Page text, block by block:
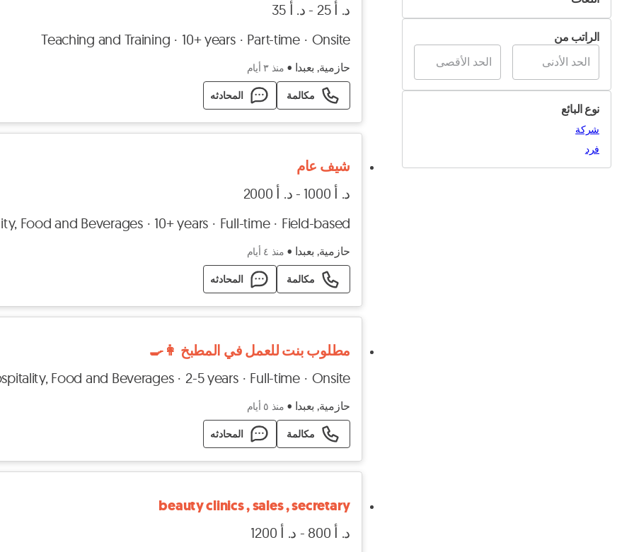
خدمة العملاء
طب وتمريض وصيدلة
الجمال والصحة
عن بُعد / في الموقع
عن بُعد
العربية
الإنجليزية
الفرنسية
الراتب من
نوع البائع
شركة
فرد
د. أ 25 - د. أ 35
Teaching and Training
10+ years Part-time Onsite
حازمية, بعبدا • منذ ٣ أيام
مكالمة المحادثه
شيف عام
د. أ 1000 - د. أ 2000
Food and Beverages
10+ years Full-time Field-based
حازمية, بعبدا • منذ ٤ أيام
مكالمة المحادثه
مطلوب بنت للعمل في المطبخ 👩‍🍳
Food and Beverages 2-5 years Full-time Onsite
حازمية, بعبدا • منذ ٥ أيام
مكالمة المحادثه
beauty clinics , sales , secretary
د. أ 800 - د. أ 1200